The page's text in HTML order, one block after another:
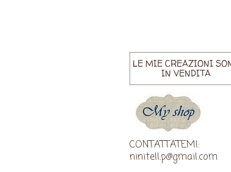
LE MIE CREAZIONI
IN VENDITA
CONTATTATEMI:
ninitell.p@gmail.com